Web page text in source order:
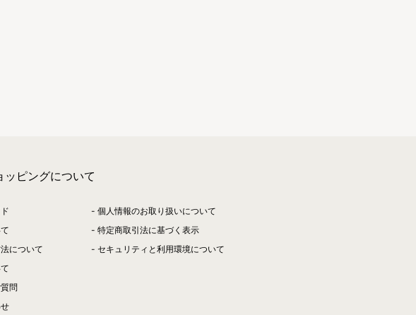
ッピングについて
について
問
個人情報のお取り扱いについて
特定商取引法に基づく表示
セキュリティと利用環境について